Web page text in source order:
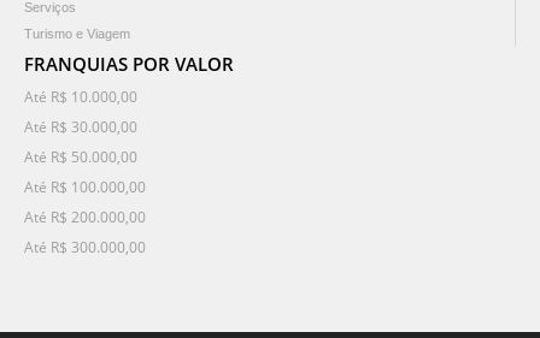
Serviços
Turismo e Viagem
FRANQUIAS POR VALOR
Até R$ 10.000,00
Até R$ 30.000,00
Até R$ 50.000,00
Até R$ 100.000,00
Até R$ 200.000,00
Até R$ 300.000,00